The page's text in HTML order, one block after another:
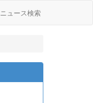
ニュース検索